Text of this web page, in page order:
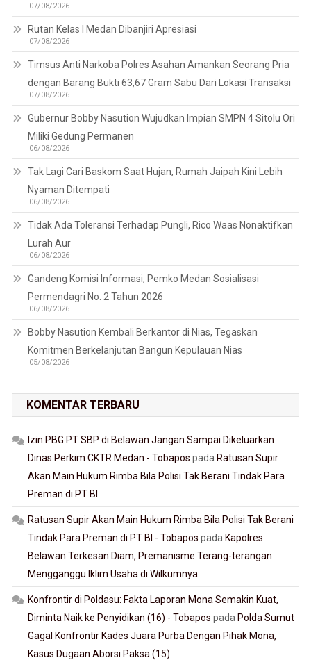
07/08/2026
Rutan Kelas I Medan Dibanjiri Apresiasi
07/08/2026
Timsus Anti Narkoba Polres Asahan Amankan Seorang Pria
dengan Barang Bukti 63,67 Gram Sabu Dari Lokasi Transaksi
07/08/2026
Gubernur Bobby Nasution Wujudkan Impian SMPN 4 Sitolu Ori
Miliki Gedung Permanen
06/08/2026
Tak Lagi Cari Baskom Saat Hujan, Rumah Jaipah Kini Lebih
Nyaman Ditempati
06/08/2026
Tidak Ada Toleransi Terhadap Pungli, Rico Waas Nonaktifkan
Lurah Aur
06/08/2026
Gandeng Komisi Informasi, Pemko Medan Sosialisasi
Permendagri No. 2 Tahun 2026
06/08/2026
Bobby Nasution Kembali Berkantor di Nias, Tegaskan
Komitmen Berkelanjutan Bangun Kepulauan Nias
05/08/2026
KOMENTAR TERBARU
Izin PBG PT SBP di Belawan Jangan Sampai Dikeluarkan
Dinas Perkim CKTR Medan - Tobapos pada Ratusan Supir
Akan Main Hukum Rimba Bila Polisi Tak Berani Tindak Para
Preman di PT BI
Ratusan Supir Akan Main Hukum Rimba Bila Polisi Tak Berani
Tindak Para Preman di PT BI - Tobapos pada Kapolres
Belawan Terkesan Diam, Premanisme Terang-terangan
Mengganggu Iklim Usaha di Wilkumnya
Konfrontir di Poldasu: Fakta Laporan Mona Semakin Kuat,
Diminta Naik ke Penyidikan (16) - Tobapos pada Polda Sumut
Gagal Konfrontir Kades Juara Purba Dengan Pihak Mona,
Kasus Dugaan Aborsi Paksa (15)